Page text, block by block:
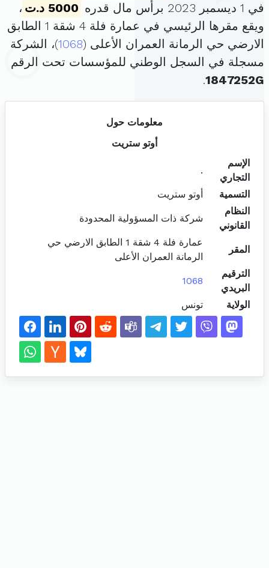
في 1 ديسمبر 2023 برأس مال قدره
5000 د.ت
،
ويقع مقرها الرئيسي في عمارة فلة 4 شقة 1 الطابق
الارضي حي الرمانة العمران الأعلى (1068)، الشركة
مسجلة في السجل الوطني للمؤسسات تحت الرقم
1847252G
.
معلومات حول
أوتو ستريت
الإسم
التجاري
.
التسمية
أوتو ستريت
النظام
القانوني
شركة ذات المسؤولية المحدودة
المقر
عمارة فلة 4 شقة 1 الطابق الارضي حي
الرمانة العمران الأعلى
الترقيم
البريدي
1068
الولاية تونس